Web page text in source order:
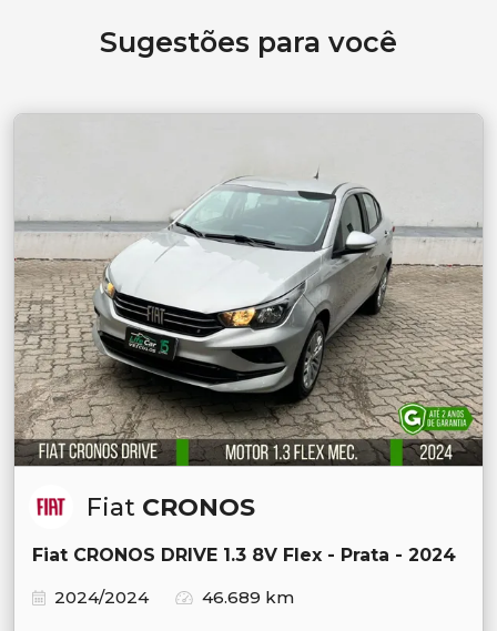
Sugestões para você
Fiat CRONOS
Fiat CRONOS DRIVE 1.3 8V Flex - Prata - 2024
2024/2024
46.689 km